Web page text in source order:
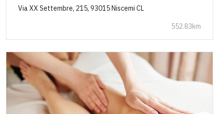
Via XX Settembre, 215, 93015 Niscemi CL
552.83km